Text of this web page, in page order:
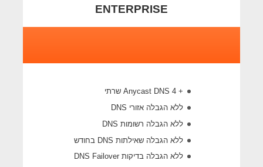
ENTERPRISE
+ 4 Anycast DNS שרתי
ללא הגבלה אזורי DNS
ללא הגבלה רשומות DNS
ללא הגבלה שאילתות DNS בחודש
ללא הגבלה בדיקות DNS Failover